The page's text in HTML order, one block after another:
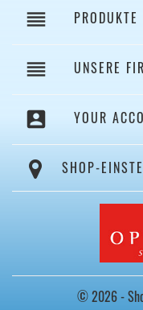
reorder PRODUKTE
reorder UNSERE
account_box YOUR
SHOP-
© 2026 -